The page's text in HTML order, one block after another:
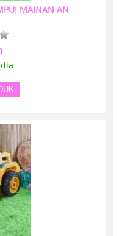
MAINAN AN